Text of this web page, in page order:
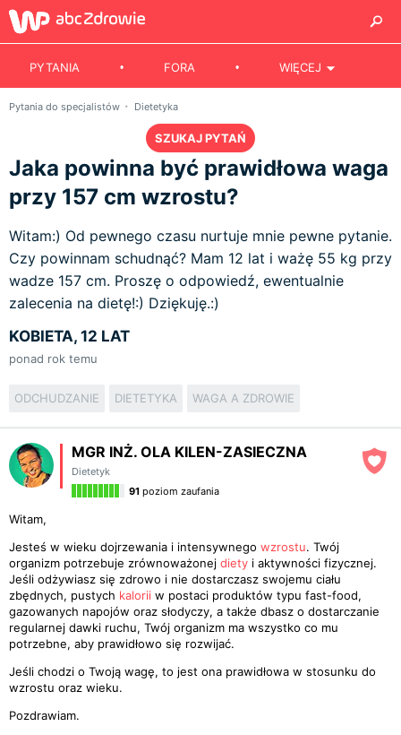
PYTANIA FORA WIĘCEJ
Pytania do specjalistów Dietetyka
SZUKAJ PYTAŃ
Jaka powinna być prawidłowa waga
przy 157 cm wzrostu?
Witam:) Od pewnego czasu nurtuje mnie pewne pytanie.
Czy powinnam schudnąć? Mam 12 lat i ważę 55 kg przy
wadze 157 cm. Proszę o odpowiedź, ewentualnie
zalecenia na dietę!:) Dziękuję.:)
KOBIETA, 12 LAT
ponad rok temu
ODCHUDZANIE DIETETYKA WAGA A ZDROWIE
MGR INŻ. OLA KILEN-ZASIECZNA
Dietetyk
91 poziom zaufania
Witam,
Jesteś w wieku dojrzewania i intensywnego wzrostu. Twój
organizm potrzebuje zrównoważonej diety i aktywności fizycznej.
Jeśli odżywiasz się zdrowo i nie dostarczasz swojemu ciału
zbędnych, pustych kalorii w postaci produktów typu fast-food,
gazowanych napojów oraz słodyczy, a także dbasz o dostarczanie
regularnej dawki ruchu, Twój organizm ma wszystko co mu
potrzebne, aby prawidłowo się rozwijać.
Jeśli chodzi o Twoją wagę, to jest ona prawidłowa w stosunku do
wzrostu oraz wieku.
Pozdrawiam.